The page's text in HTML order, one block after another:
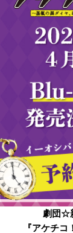
劇団☆
『アケチ